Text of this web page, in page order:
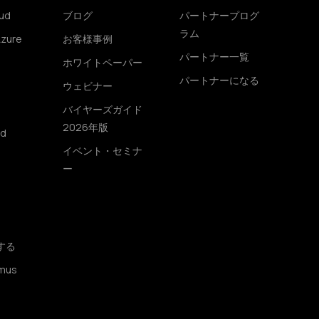
ブログ
お客様事例
ホワイトペーパー
ウェビナー
バイヤーズガイド
2026年版
イベント・セミナ
ー
パートナープログ
ラム
パートナー一覧
パートナーになる
る